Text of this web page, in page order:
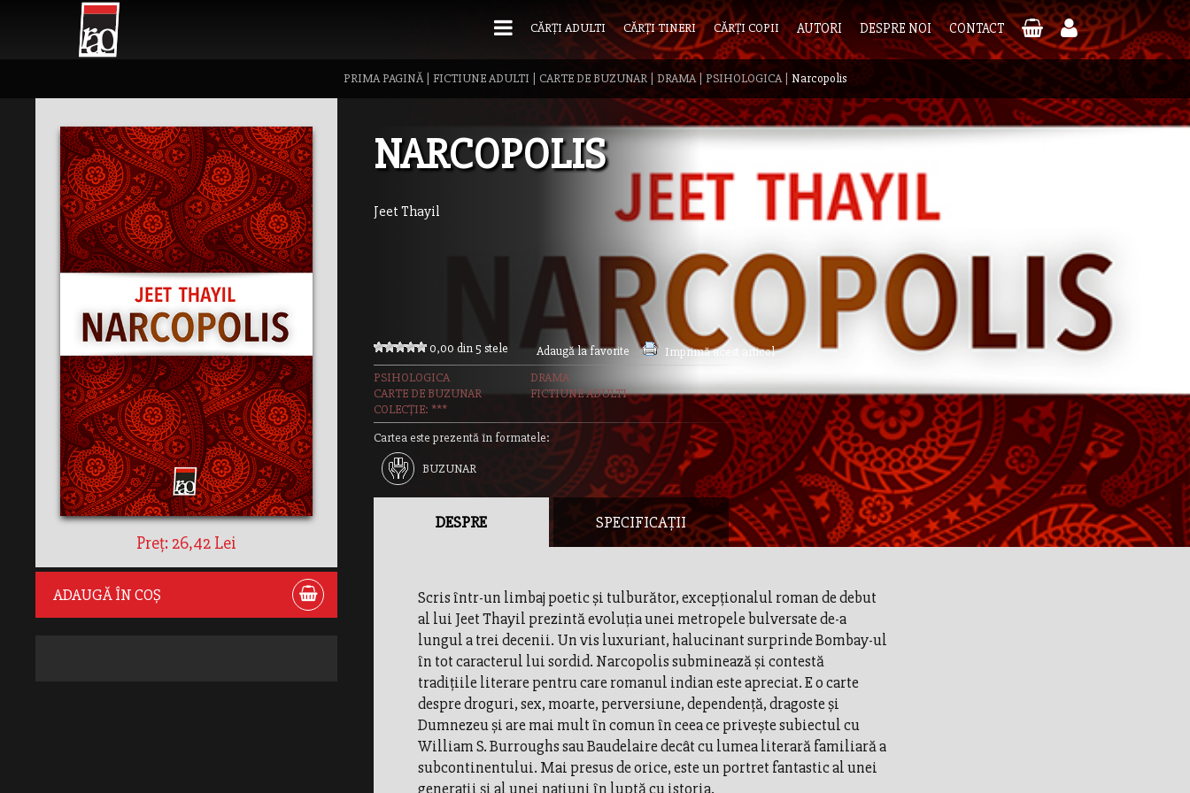
CĂRȚI ADULTI CĂRȚI TINERI CĂRȚI COPII AUTORI DESPRE NOI CONTACT
PRIMA PAGINĂ| FICTIUNE ADULTI CARTE DE BUZUNAR |DRAMA|PSIHOLOGICA| Narcopolis
Preț: 26,42 Lei
ADAUGĂ ÎN COȘ
NARCOPOLIS
Jeet Thayil
0,00 din 5 stele Adaugă la favorite
Imprimă acest articol
PSIHOLOGICA
DRAMA
CARTE DE BUZUNAR
FICTIUNE ADULTI
COLECȚIE: ***
Cartea este prezentă în formatele:
BUZUNAR
DESPRE SPECIFICAȚII
Scris într-un limbaj poetic şi tulburător, excepţionalul roman de debut
al lui Jeet Thayil prezintă evoluţia unei metropele bulversate de-a
lungul a trei decenii. Un vis luxuriant, halucinant surprinde Bombay-ul
în tot caracterul lui sordid. Narcopolis subminează şi contestă
tradiţiile literare pentru care romanul indian este apreciat. E o carte
despre droguri, sex, moarte, perversiune, dependenţă, dragoste şi
Dumnezeu şi are mai mult în comun în ceea ce priveşte subiectul cu
William S. Burroughs sau Baudelaire decât cu lumea literară familiară a
subcontinentului. Mai presus de orice, este un portret fantastic al unei
generaţii şi al unei naţiuni în luptă cu istoria.